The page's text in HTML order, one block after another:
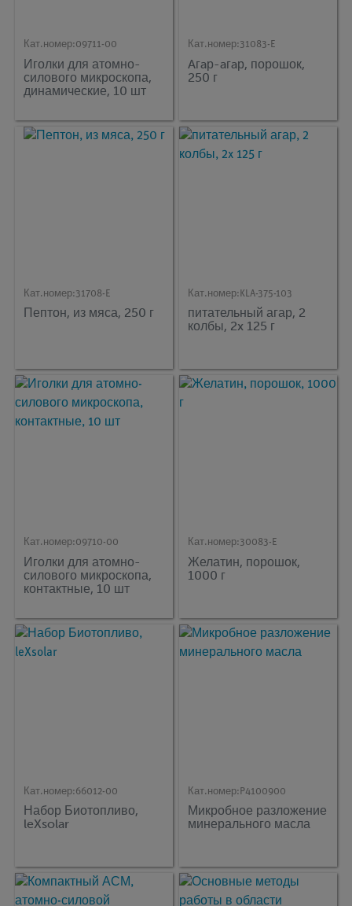
Кат.номер:09711-00
Иголки для атомно-
силового микроскопа,
динамические, 10 шт
Кат.номер:31083-E
Aгaр-aгaр, порошок,
250 г
Кат.номер:31708-E
Пептон, из мяса, 250 г
Кат.номер: KLA-375-103
питательный агар, 2
колбы, 2x 125 г
Кат.номер:09710-00
Иголки для атомно-
силового микроскопа,
контактные, 10 шт
Кат.номер:30083-E
Желатин, порошок,
1000 г
Кат.номер:66012-00
Набор Биотопливо,
leXsolar
Кат.номер: P4100900
Микробное разложение
минерального масла